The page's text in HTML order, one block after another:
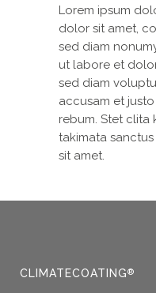
Lorem ipsum
dolor sit amet,
sed diam
ut labore et
sed diam
accusam et
rebum. Stet clita
takimata
sit amet.
CLIMATECOATING®